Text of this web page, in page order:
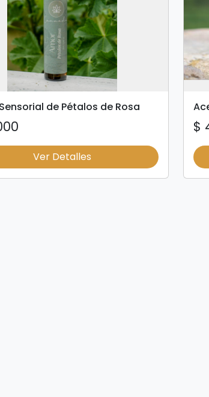
de Pétalos de Rosa
Ver Detalles
$